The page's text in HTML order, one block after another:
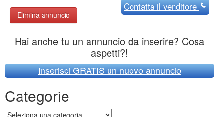
Elimina annuncio
Contattail venditore
Hai anche tu un annuncio da inserire? Cosa
aspetti?!
Inserisci GRATIS un nuovo annuncio
Categorie
Categorie